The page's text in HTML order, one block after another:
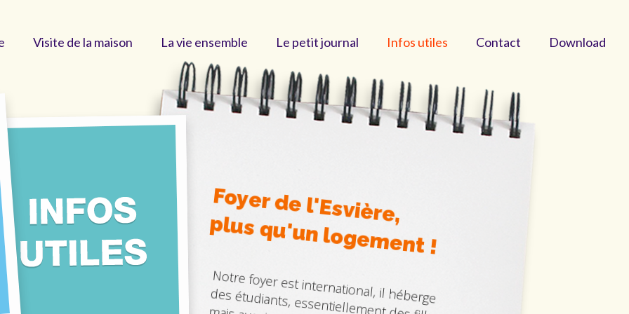
Visite de la maison La vie ensemble Le petit journal Infos utiles Contact Download
Foyer de l'Esvière,
plus qu'un logement !
Notre foyer est international, il héberge
des étudiants, essentiellement des filles